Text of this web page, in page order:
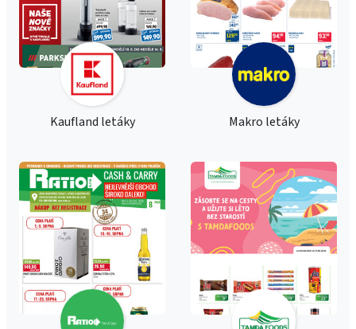
Kaufland letáky Makro letáky